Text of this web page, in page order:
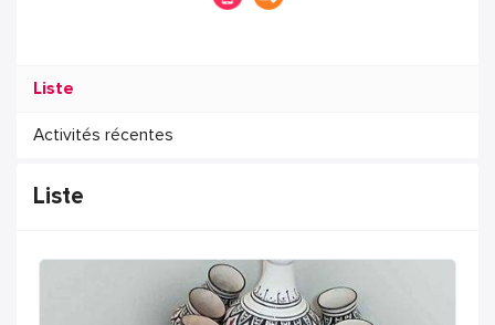
Liste
Activités récentes
Liste